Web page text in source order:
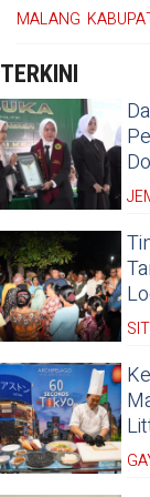
MALANG
TERKINI